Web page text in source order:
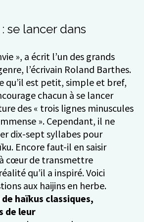
se lancer dans
», a écrit l’un des grands
l’écrivain Roland Barthes.
qu’il est petit, simple et bref,
chacun à se lancer
des « trois lignes minuscules
». Cependant, il ne
dix-sept syllabes pour
Encore faut-il en saisir
cœur de transmettre
qu’il a inspiré. Voici
aux haijins en herbe.
haïkus classiques,
de leur